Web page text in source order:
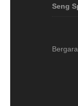
Seng